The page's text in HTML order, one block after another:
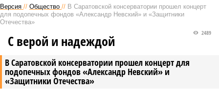
Версия // Общество // В Саратовской консерватории прошел концерт
для подопечных фондов «Александр Невский» и «Защитники
Отечества»
В Саратовской консерватории прошел концерт для
подопечных фондов «Александр Невский» и
«Защитники Отечества»
2489
С верой и надеждой